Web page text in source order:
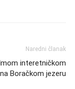
Naredni članak
interetničkom
Boračkom jezeru